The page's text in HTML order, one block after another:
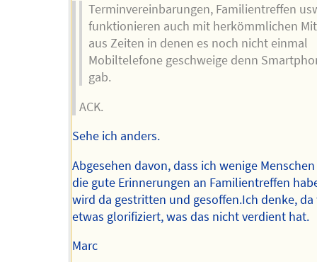
Terminvereinbarungen, Familientreffen
funktionieren auch mit herkömmlichen
aus Zeiten in denen es noch nicht einmal
Mobiltelefone geschweige denn
gab.
ACK.
Sehe ich anders.
Abgesehen davon, dass ich wenige
die gute Erinnerungen an Familientreffen
wird da gestritten und gesoffen.Ich denke,
etwas glorifiziert, was das nicht verdient hat.
Marc